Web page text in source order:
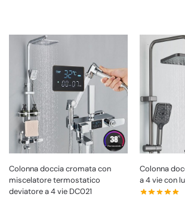
Colonna doccia cromata con
miscelatore termostatico
deviatore a 4 vie DC021
Colonna
a 4 vie con